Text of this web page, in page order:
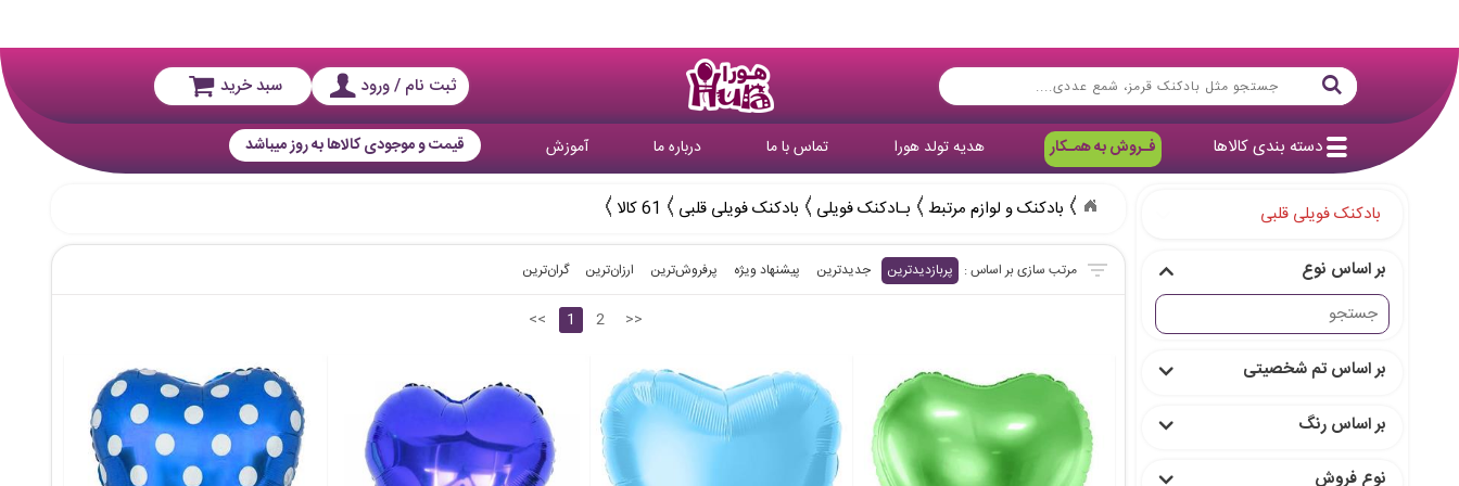
ثبت نام / ورود سبد خرید
دسته بندی کالاها فـروش به همـکار هدیه تولد هورا تماس با ما درباره ما آموزش قیمت و موجودی کالاها به روز میباشد
بادکنک و لوازم مرتبط بـادکنک فویلی بادکنک فویلی قلبی 61 کالا
پربازدیدترین جدیدترین پیشنهاد ویژه پرفروش‌ترین‌ ارزان‌ترین گران‌ترین
<< 1 2 >>
بادکنک فویلی قلبی
بر اساس نوع
بر اساس تم شخصیتی
بر اساس رنگ
نوع فروش